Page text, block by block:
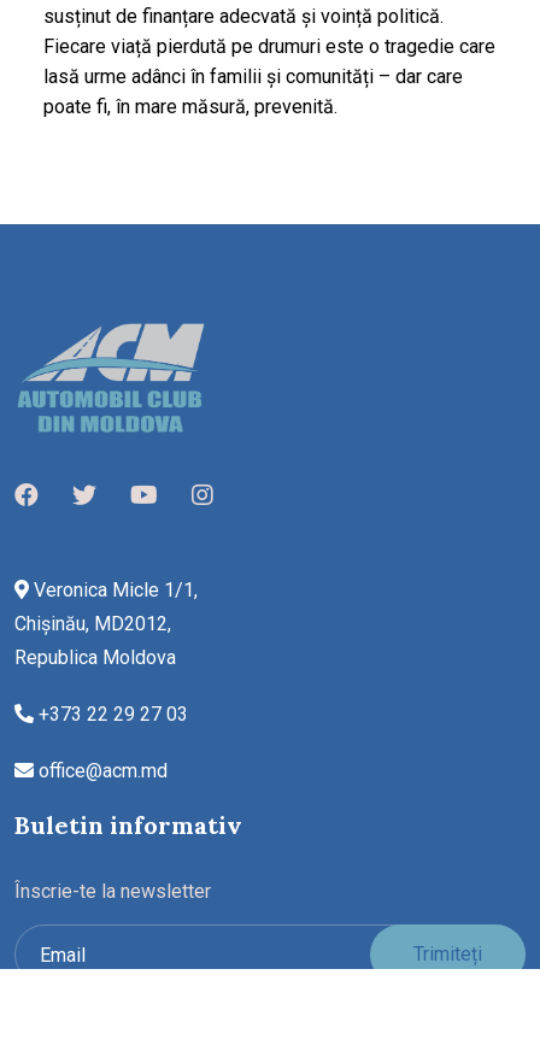
susținut de finanțare adecvată și voință politică.
Fiecare viață pierdută pe drumuri este o tragedie care
lasă urme adânci în familii și comunități – dar care
poate fi, în mare măsură, prevenită.
Veronica Micle 1/1,
Chișinău, MD2012,
Republica Moldova
+373 22 29 27 03
office@acm.md
Buletin informativ
Înscrie-te la newsletter
Trimiteți